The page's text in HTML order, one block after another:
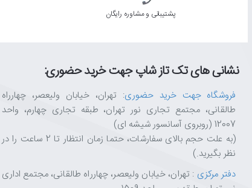
پشتیبانی و مشاوره رایگان
نشانی های تک تاز شاپ جهت خرید حضوری:
فروشگاه جهت خرید حضوری: تهران، خیابان ولیعصر، چهارراه
طالقانی، مجتمع تجاری نور تهران، طبقه تجاری چهارم، واحد
12007 (روبروی آسانسور شیشه ای)
(به علت حجم بالای سفارشات، حتما زمان انتظار تا 2 ساعت را در
نظر بگیرید.)
دفتر مرکزی : تهران، خیابان ولیعصر، چهارراه طالقانی، مجتمع اداری